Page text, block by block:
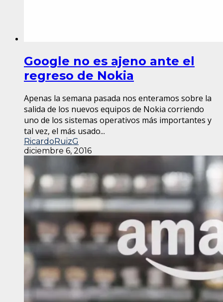
Google no es ajeno ante el
regreso de Nokia
Apenas la semana pasada nos enteramos sobre la
salida de los nuevos equipos de Nokia corriendo
uno de los sistemas operativos más importantes y
tal vez, el más usado...
RicardoRuizG
diciembre 6, 2016